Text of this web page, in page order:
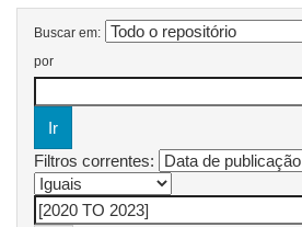
Buscar em:
por
Filtros correntes: